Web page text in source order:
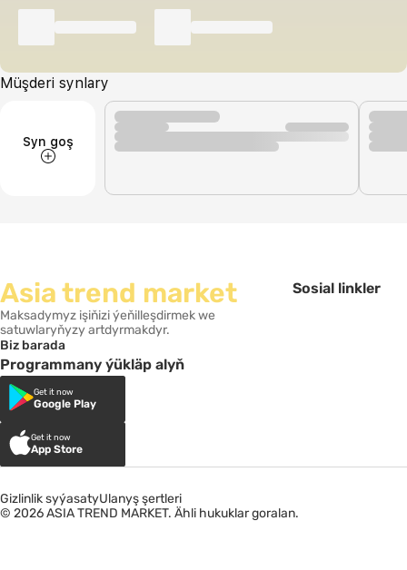
Müşderi synlary
Syn goş
Asia trend market
Maksadymyz işiňizi ýeňilleşdirmek we
satuwlaryňyzy artdyrmakdyr.
Biz barada
Sosial linkler
Programmany ýükläp alyň
Get it now
Google Play
Get it now
App Store
© 2026 ASIA TREND MARKET. Ähli hukuklar goralan.
Gizlinlik syýasatyUlanyş şertleri